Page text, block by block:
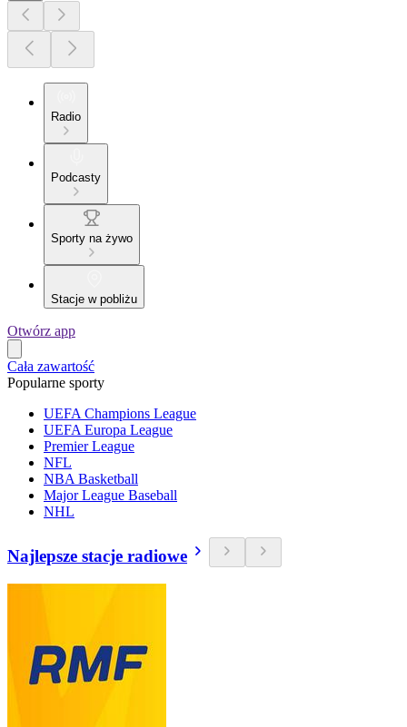
Radio
Podcasty
Sporty na żywo
Stacje w pobliżu
Otwórz app
Cała zawartość
Popularne sporty
UEFA Champions League
UEFA Europa League
Premier League
NFL
NBA Basketball
Major League Baseball
NHL
Najlepsze stacje radiowe